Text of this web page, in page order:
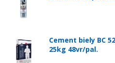
Cement biely BC
25kg 48vr/pal.